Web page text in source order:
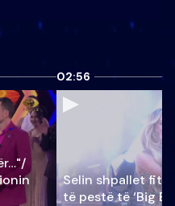
02:56
Selin shpallet
të pestë të ‘Big